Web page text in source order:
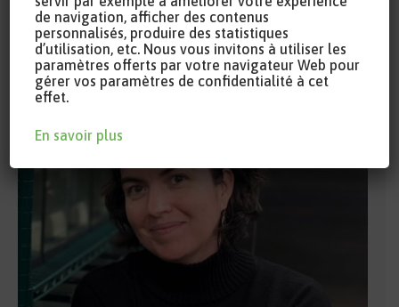
The effects of Bacillus thuringiensis serotype
israelensis in Quebec’s frog species.
de navigation, afficher des contenus
personnalisés, produire des statistiques
d’utilisation, etc. Nous vous invitons à utiliser les
paramètres offerts par votre navigateur Web pour
gérer vos paramètres de confidentialité à cet
effet.
En savoir plus